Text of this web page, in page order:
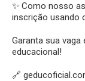
✨ Como nosso
inscrição usando
Garanta sua vaga
educacional!
🔗